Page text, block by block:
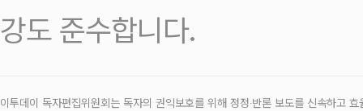
강도 준수합니다.
이투데이 독자편집위원회는 독자의 권익보호를 위해 정정‧반론 보도를 신속하고